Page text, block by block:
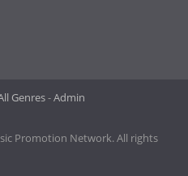
Genres Admin
Promotion Network. All rights